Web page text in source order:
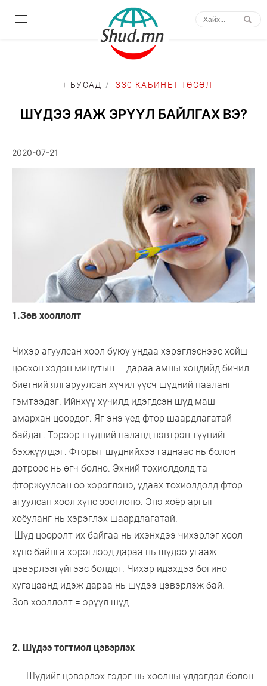
+ БУСАД / 330 КАБИНЕТ ТӨСӨЛ
ШҮДЭЭ ЯАЖ ЭРҮҮЛ БАЙЛГАХ ВЭ?
2020-07-21
1.Зөв хооллолт
Чихэр агуулсан хоол буюу ундаа хэрэглэснээс хойш
цөөхөн хэдэн минутын дараа амны хөндийд бичил
биетний ялгаруулсан хүчил үүсч шүдний пааланг
гэмтээдэг. Ийнхүү хүчилд идэгдсэн шүд маш
амархан цоордог. Яг энэ үед фтор шаардлагатай
байдаг. Тэрээр шүдний паланд нэвтрэн түүнийг
бэхжүүлдэг. Фторыг шүднийхээ гаднаас нь болон
дотроос нь өгч болно. Эхний тохиолдолд та
фторжуулсан оо хэрэглэнэ, удаах тохиолдолд фтор
агуулсан хоол хүнс зооглоно. Энэ хоёр аргыг
хоёуланг нь хэрэглэх шаардлагатай.
Шүд цооролт их байгаа нь ихэнхдээ чихэрлэг хоол
хүнс байнга хэрэглээд дараа нь шүдээ угааж
цэвэрлээгүйгээс болдог. Чихэр идэхдээ богино
хугацаанд идэж дараа нь шүдээ цэвэрлэж бай.
Зөв хооллолт = эрүүл шүд
2. Шүдээ тогтмол цэвэрлэх
Шүдийг цэвэрлэх гэдэг нь хоолны үлдэгдэл болон